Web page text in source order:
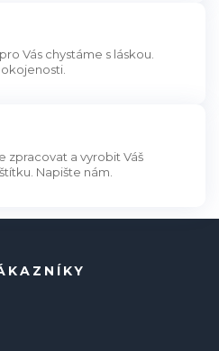
Vás chystáme s láskou.
zpracovat a vyrobit Váš
Napište nám.